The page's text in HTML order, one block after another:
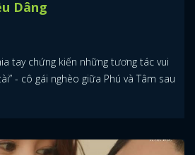
Dâng
tay chứng kiến những tương tác vui
- cô gái nghèo giữa Phú và Tâm sau